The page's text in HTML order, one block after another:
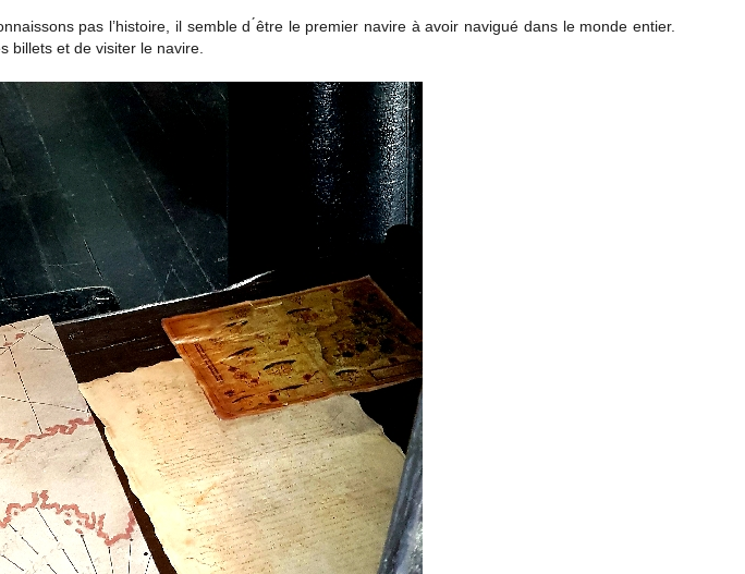
pas l’histoire, il semble d ́être le premier navire à avoir navigué dans le monde entier.
billets et de visiter le navire.